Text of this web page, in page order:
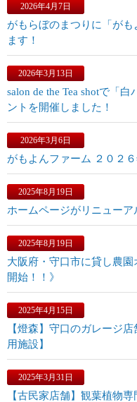
2026年4月7日
がもらぼのまつりに「が
ます！
2026年3月13日
salon de the Tea shotで「
ントを開催しました！
2026年3月6日
がもよんファーム ２０２
2025年8月19日
ホームページがリニューア
2025年8月19日
大阪府・守口市に貸し農
開始！！》
2025年4月15日
【燈森】守口のガレージ
用施設】
2025年3月31日
【古民家店舗】観葉植物